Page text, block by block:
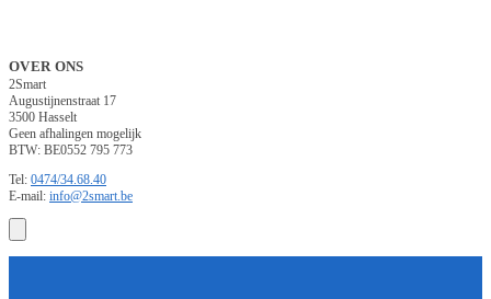
OVER ONS
2Smart
Augustijnenstraat 17
3500 Hasselt
Geen afhalingen mogelijk
BTW: BE0552 795 773
Tel: 0474/34.68.40
E-mail: info@2smart.be